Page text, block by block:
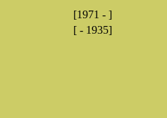
[1971 - ]
[ - 1935]